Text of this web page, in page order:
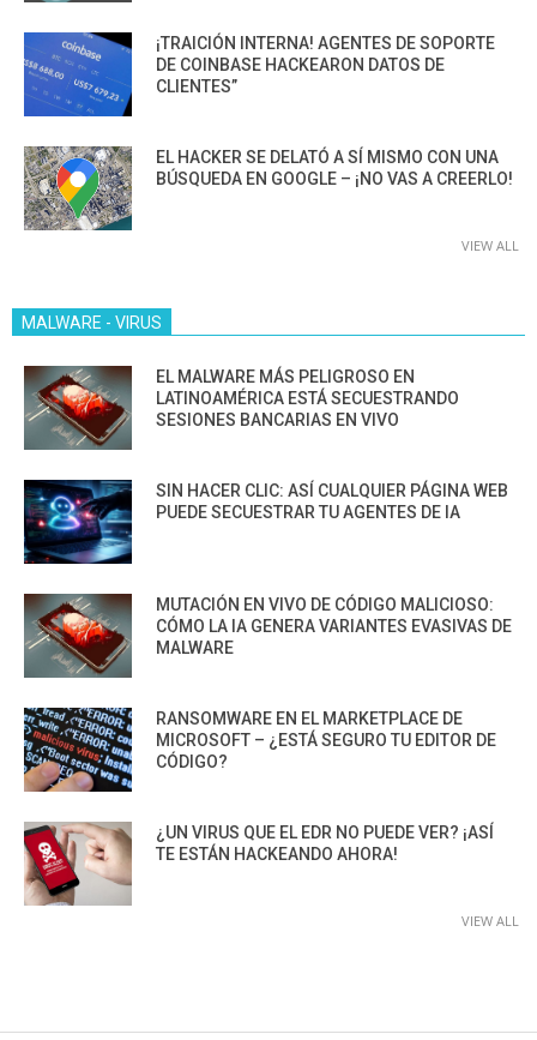
¡TRAICIÓN INTERNA! AGENTES DE SOPORTE
DE COINBASE HACKEARON DATOS DE
CLIENTES”
EL HACKER SE DELATÓ A SÍ MISMO CON UNA
BÚSQUEDA EN GOOGLE – ¡NO VAS A CREERLO!
VIEW ALL
MALWARE - VIRUS
EL MALWARE MÁS PELIGROSO EN
LATINOAMÉRICA ESTÁ SECUESTRANDO
SESIONES BANCARIAS EN VIVO
SIN HACER CLIC: ASÍ CUALQUIER PÁGINA WEB
PUEDE SECUESTRAR TU AGENTES DE IA
MUTACIÓN EN VIVO DE CÓDIGO MALICIOSO:
CÓMO LA IA GENERA VARIANTES EVASIVAS DE
MALWARE
RANSOMWARE EN EL MARKETPLACE DE
MICROSOFT – ¿ESTÁ SEGURO TU EDITOR DE
CÓDIGO?
¿UN VIRUS QUE EL EDR NO PUEDE VER? ¡ASÍ
TE ESTÁN HACKEANDO AHORA!
VIEW ALL